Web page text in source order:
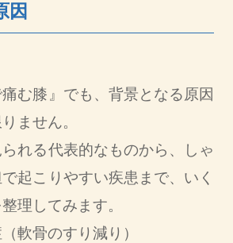
因
む膝』でも、背景となる原因
ません。
れる代表的なものから、しゃ
起こりやすい疾患まで、いく
理してみます。
軟骨のすり減り）